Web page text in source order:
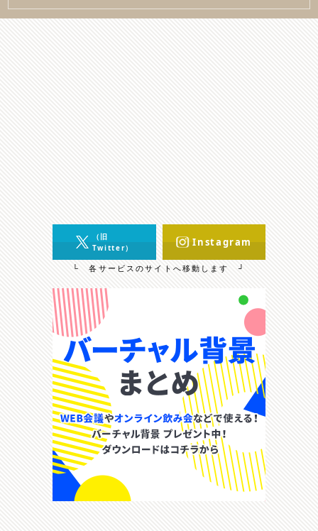
（旧
Twitter）
Instagram
└ 各サービスのサイトへ移動します ┘